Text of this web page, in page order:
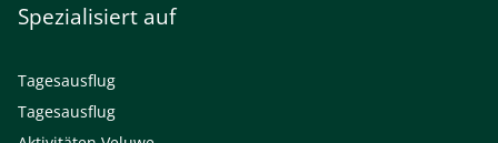
Spezialisiert auf
Tagesausflug
Tagesausflug